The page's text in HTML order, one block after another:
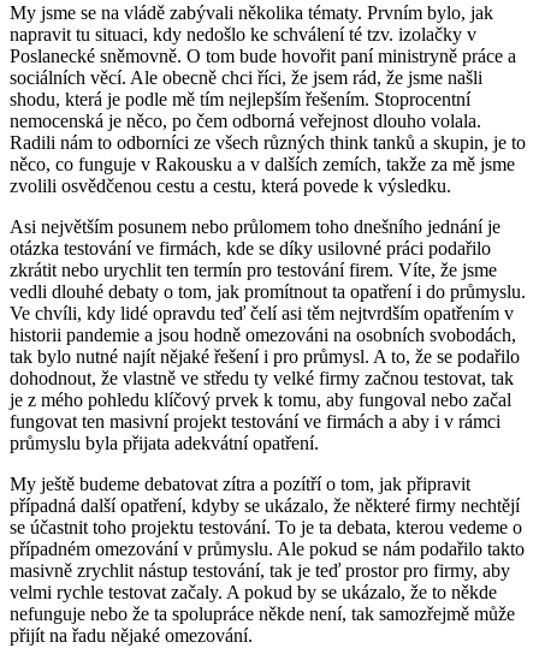
My jsme se na vládě zabývali několika tématy. Prvním bylo, jak
napravit tu situaci, kdy nedošlo ke schválení té tzv. izolačky v
Poslanecké sněmovně. O tom bude hovořit paní ministryně práce a
sociálních věcí. Ale obecně chci říci, že jsem rád, že jsme našli
shodu, která je podle mě tím nejlepším řešením. Stoprocentní
nemocenská je něco, po čem odborná veřejnost dlouho volala.
Radili nám to odborníci ze všech různých think tanků a skupin, je to
něco, co funguje v Rakousku a v dalších zemích, takže za mě jsme
zvolili osvědčenou cestu a cestu, která povede k výsledku.
Asi největším posunem nebo průlomem toho dnešního jednání je
otázka testování ve firmách, kde se díky usilovné práci podařilo
zkrátit nebo urychlit ten termín pro testování firem. Víte, že jsme
vedli dlouhé debaty o tom, jak promítnout ta opatření i do průmyslu.
Ve chvíli, kdy lidé opravdu teď čelí asi těm nejtvrdším opatřením v
historii pandemie a jsou hodně omezováni na osobních svobodách,
tak bylo nutné najít nějaké řešení i pro průmysl. A to, že se podařilo
dohodnout, že vlastně ve středu ty velké firmy začnou testovat, tak
je z mého pohledu klíčový prvek k tomu, aby fungoval nebo začal
fungovat ten masivní projekt testování ve firmách a aby i v rámci
průmyslu byla přijata adekvátní opatření.
My ještě budeme debatovat zítra a pozítří o tom, jak připravit
případná další opatření, kdyby se ukázalo, že některé firmy nechtějí
se účastnit toho projektu testování. To je ta debata, kterou vedeme o
případném omezování v průmyslu. Ale pokud se nám podařilo takto
masivně zrychlit nástup testování, tak je teď prostor pro firmy, aby
velmi rychle testovat začaly. A pokud by se ukázalo, že to někde
nefunguje nebo že ta spolupráce někde není, tak samozřejmě může
přijít na řadu nějaké omezování.